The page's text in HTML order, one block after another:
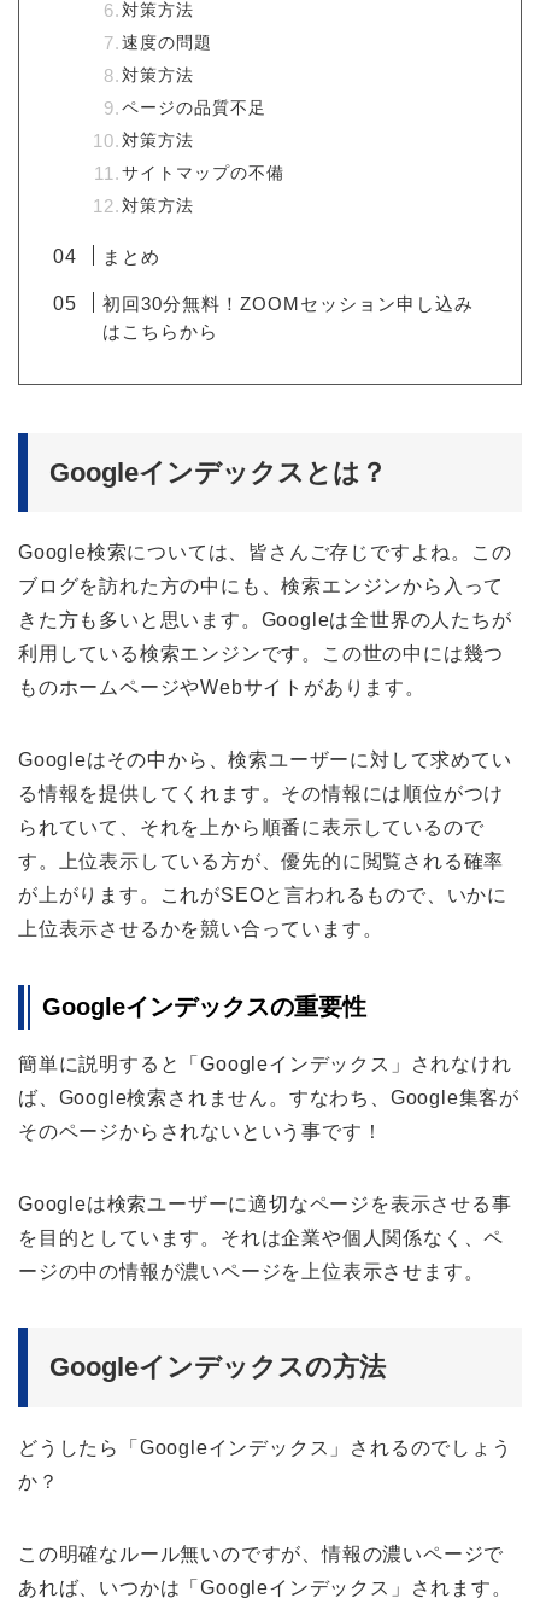
対策方法
速度の問題
対策方法
ページの品質不足
対策方法
サイトマップの不備
対策方法
まとめ
初回30分無料！ZOOMセッション申し込み
はこちらから
Googleインデックスとは？
Google検索については、皆さんご存じですよね。この
ブログを訪れた方の中にも、検索エンジンから入って
きた方も多いと思います。Googleは全世界の人たちが
利用している検索エンジンです。この世の中には幾つ
ものホームページやWebサイトがあります。
Googleはその中から、検索ユーザーに対して求めてい
る情報を提供してくれます。その情報には順位がつけ
られていて、それを上から順番に表示しているので
す。上位表示している方が、優先的に閲覧される確率
が上がります。これがSEOと言われるもので、いかに
上位表示させるかを競い合っています。
Googleインデックスの重要性
簡単に説明すると「Googleインデックス」されなけれ
ば、Google検索されません。すなわち、Google集客が
そのページからされないという事です！
Googleは検索ユーザーに適切なページを表示させる事
を目的としています。それは企業や個人関係なく、ペ
ージの中の情報が濃いページを上位表示させます。
Googleインデックスの方法
どうしたら「Googleインデックス」されるのでしょう
か？
この明確なルール無いのですが、情報の濃いページで
あれば、いつかは「Googleインデックス」されます。